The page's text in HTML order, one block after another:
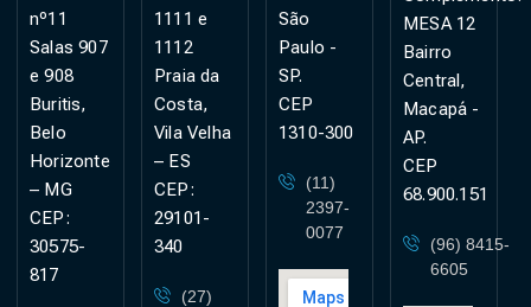
nº11
Salas 907
e 908
Buritis,
Belo
Horizonte
– MG
CEP:
30575-
817
1111 e
1112
Praia da
Costa,
Vila Velha
– ES
CEP:
29101-
340
(27)
São
Paulo -
SP.
CEP
1310-300
(11)
2397-
0077
MESA 12
Bairro
Central,
Macapá -
AP.
CEP
68.900.151
(96) 8415-
6605